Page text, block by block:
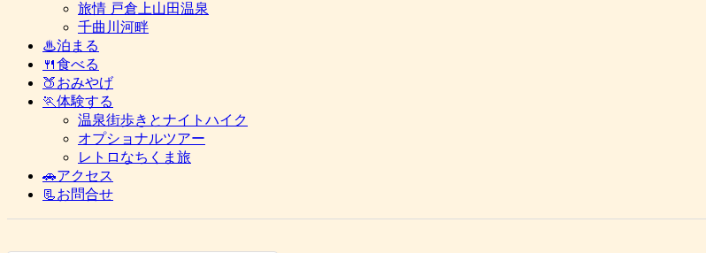
旅情 戸倉上山田温泉
千曲川河畔
♨泊まる
🍴食べる
🍑おみやげ
🏃体験する
温泉街歩きとナイトハイク
オプショナルツアー
レトロなちくま旅
🚗アクセス
📃お問合せ